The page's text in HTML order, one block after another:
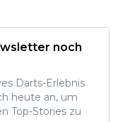
noch
Darts-Erlebnis
heute an, um
Top-Stories zu